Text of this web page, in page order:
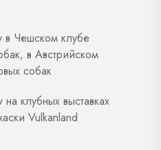
в Чешском клубе
в Австрийском
собак
клубных выставках
Vulkanland